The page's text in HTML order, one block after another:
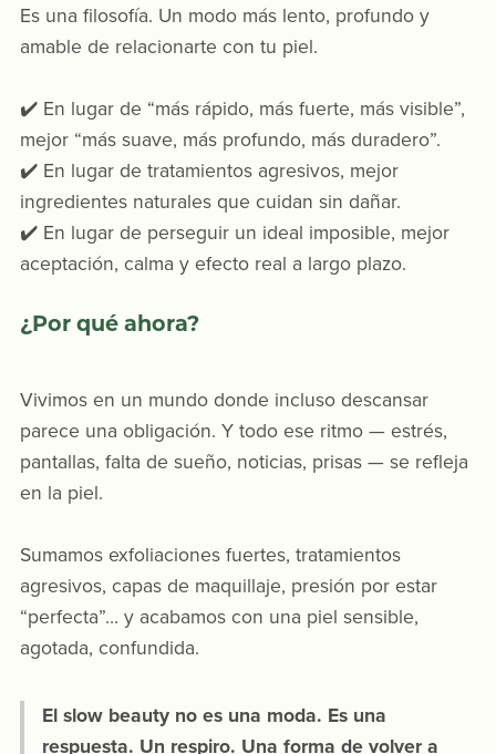
Es una filosofía. Un modo más lento, profundo y
amable de relacionarte con tu piel.
✔️ En lugar de “más rápido, más fuerte, más visible”,
mejor “más suave, más profundo, más duradero”.
✔️ En lugar de tratamientos agresivos, mejor
ingredientes naturales que cuidan sin dañar.
✔️ En lugar de perseguir un ideal imposible, mejor
aceptación, calma y efecto real a largo plazo.
¿Por qué ahora?
Vivimos en un mundo donde incluso descansar
parece una obligación. Y todo ese ritmo — estrés,
pantallas, falta de sueño, noticias, prisas — se refleja
en la piel.
Sumamos exfoliaciones fuertes, tratamientos
agresivos, capas de maquillaje, presión por estar
“perfecta”… y acabamos con una piel sensible,
agotada, confundida.
El slow beauty no es una moda. Es una
respuesta. Un respiro. Una forma de volver a